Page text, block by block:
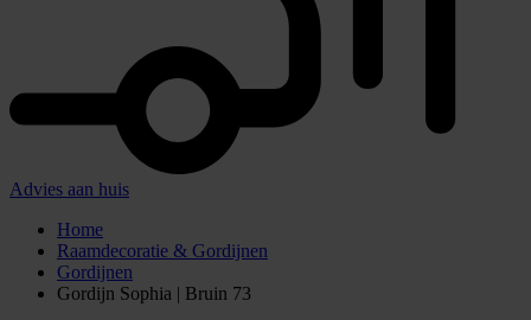
Advies aan huis
Home
Raamdecoratie & Gordijnen
Gordijnen
Gordijn Sophia | Bruin 73